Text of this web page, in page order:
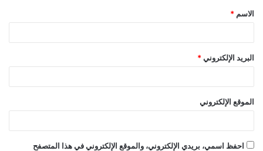
*
الاسم *
البريد الإلكتروني *
الموقع الإلكتروني
احفظ اسمي، بريدي الإلكتروني، والموقع الإلكتروني في هذا المتصفح